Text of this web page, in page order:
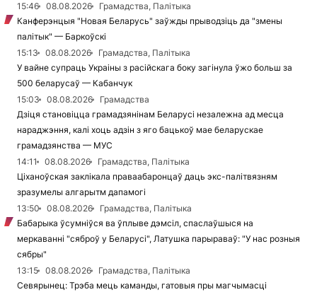
15:46
08.08.2026
Грамадства, Палітыка
Канферэнцыя "Новая Беларусь" заўжды прыводзіць да "змены
палітык" — Баркоўскі
15:13
08.08.2026
Грамадства, Палітыка
У вайне супраць Украіны з расійскага боку загінула ўжо больш за
500 беларусаў — Кабанчук
15:03
08.08.2026
Грамадства
Дзіця становіцца грамадзянінам Беларусі незалежна ад месца
нараджэння, калі хоць адзін з яго бацькоў мае беларускае
грамадзянства — МУС
14:11
08.08.2026
Грамадства, Палітыка
Ціханоўская заклікала праваабаронцаў даць экс-палітвязням
зразумелы алгарытм дапамогі
13:50
08.08.2026
Грамадства, Палітыка
Бабарыка ўсумніўся ва ўплыве дэмсіл, спаслаўшыся на
меркаванні "сяброў у Беларусі", Латушка парыраваў: "У нас розныя
сябры"
13:15
08.08.2026
Грамадства, Палітыка
Севярынец: Трэба мець каманды, гатовыя пры магчымасці